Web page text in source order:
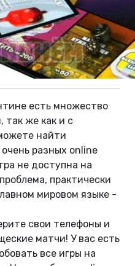
есть множество
так же как и с
найти
разных online
не доступна на
практически
мировом языке -
свои телефоны и
матчи! У вас есть
все игры на